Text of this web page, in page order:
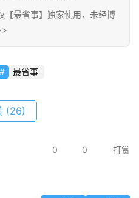
【最省事】独家使用，未经博
最省事
(26)
0 0 打赏